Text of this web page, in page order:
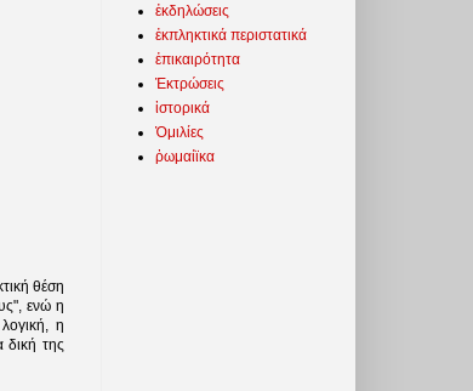
θέση
ενώ η
η
δική της
ἐκδηλώσεις
ἐκπληκτικά περιστατικά
ἐπικαιρότητα
Ἐκτρώσεις
ἱστορικά
Ὁμιλίες
ῥωμαίϊκα